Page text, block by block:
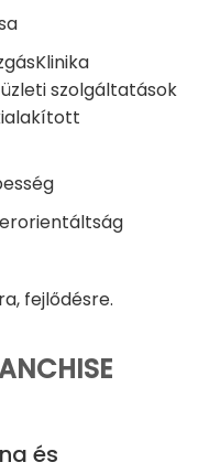
szolgáltatások
fejlődésre.
és